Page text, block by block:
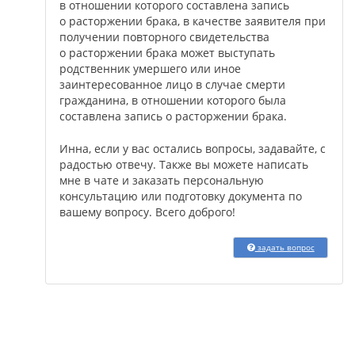
в отношении которого составлена запись
о расторжении брака, в качестве заявителя при
получении повторного свидетельства
о расторжении брака может выступать
родственник умершего или иное
заинтересованное лицо в случае смерти
гражданина, в отношении которого была
составлена запись о расторжении брака.
Инна, если у вас остались вопросы, задавайте, с
радостью отвечу. Также вы можете написать
мне в чате и заказать персональную
консультацию или подготовку документа по
вашему вопросу. Всего доброго!
задать вопрос